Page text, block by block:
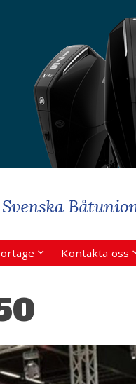
Kontakta oss